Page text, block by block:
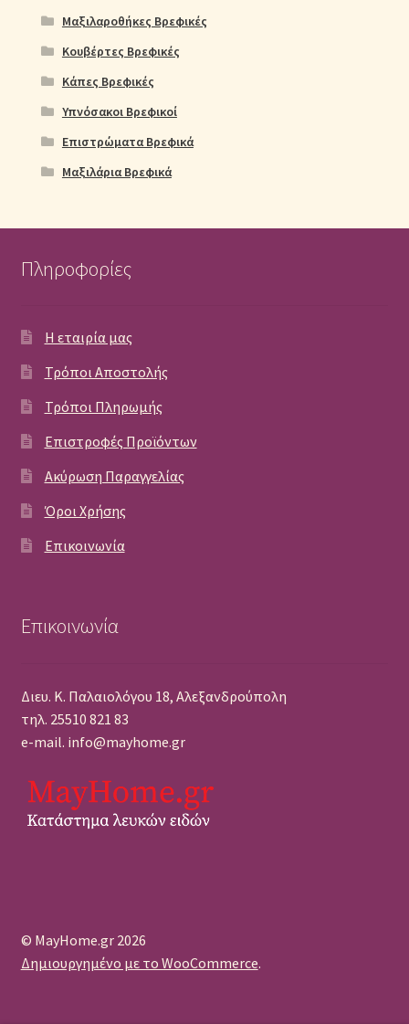
Μαξιλαροθήκες Βρεφικές
Κουβέρτες Βρεφικές
Κάπες Βρεφικές
Υπνόσακοι Βρεφικοί
Επιστρώματα Βρεφικά
Μαξιλάρια Βρεφικά
Πληροφορίες
Η εταιρία μας
Τρόποι Αποστολής
Τρόποι Πληρωμής
Επιστροφές Προϊόντων
Ακύρωση Παραγγελίας
Όροι Χρήσης
Επικοινωνία
Επικοινωνία
Διευ. Κ. Παλαιολόγου 18, Αλεξανδρούπολη
τηλ. 25510 821 83
e-mail. info@mayhome.gr
© MayHome.gr 2026
Δημιουργημένο με το WooCommerce.